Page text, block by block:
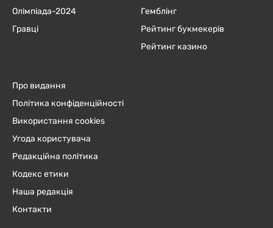
Олімпіада-2024
Гравці
Гемблінг
Рейтинг букмекерів
Рейтинг казино
Про видання
Політика конфіденційності
Використання cookies
Угода користувача
Редакційна політика
Кодекс етики
Наша редакція
Контакти